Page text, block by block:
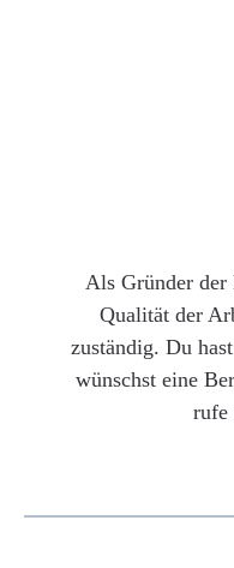
Als Gründer
Qualität der
zuständig. Du
wünschst eine
rufe